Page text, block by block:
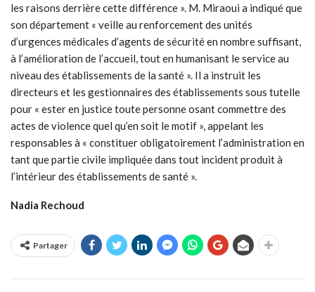
les raisons derrière cette différence ». M. Miraoui a indiqué que
son département « veille au renforcement des unités
d’urgences médicales d’agents de sécurité en nombre suffisant,
à l’amélioration de l’accueil, tout en humanisant le service au
niveau des établissements de la santé ». Il a instruit les
directeurs et les gestionnaires des établissements sous tutelle
pour « ester en justice toute personne osant commettre des
actes de violence quel qu’en soit le motif », appelant les
responsables à « constituer obligatoirement l’administration en
tant que partie civile impliquée dans tout incident produit à
l’intérieur des établissements de santé ».
Nadia Rechoud
Partager